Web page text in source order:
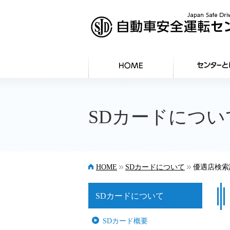
SDカードについ
HOME >> SDカードについて >> 優遇店検
SDカードについて
SDカード概要